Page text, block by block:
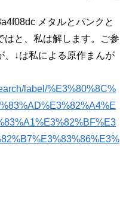
メタルとパンクと
はと、私は解します。ご参
、↓は私による原作まんが
label/%E3%80%8C%